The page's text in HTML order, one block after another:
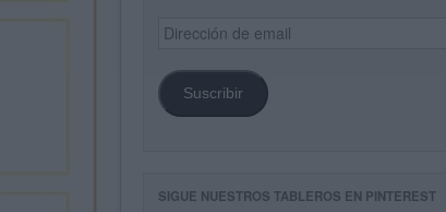
Dirección
de
Suscribir
SIGUE NUESTROS TABLEROS EN PINTEREST